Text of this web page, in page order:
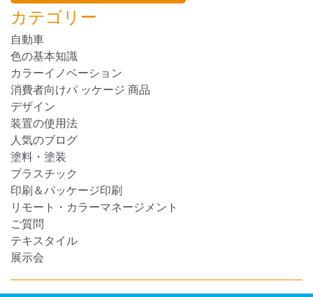
カテゴリー
自動車
色の基本知識
カラーイノベーション
消費者向けパ ッケージ 商品
デザイン
装置の使用法
人気のブログ
塗料・塗装
プラスチック
印刷＆パッケージ印刷
リモート・カラーマネージメント
ご質問
テキスタイル
展示会